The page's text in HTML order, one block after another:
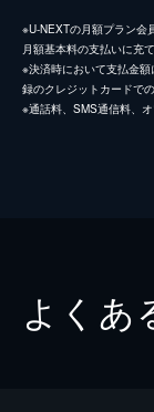
※U-NEXTの月額プラン会
月額基本料の支払いに充て
※決済時において支払金
録のクレジットカードで
※通話料、SMS通信料、
よくあ